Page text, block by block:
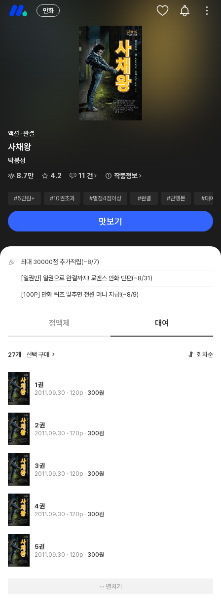
만화
액션 · 완결
사채왕
박봉성
8.7만
4.2 11 건 작품정보
#5만원+ #10권초과 #별점4점이상 #완결 #단행본 #대여
맛보기
최대 30000점 추가적립(~8/7)
[일권만] 일권으로 완결까지! 로맨스 만화 단편(~8/31)
[100P] 만화 퀴즈 맞추면 전원 머니 지급!(~8/9)
정액제 대여
27개 선택 구매 회차순
1권
2011.09.30 · 120p 300원
2권
2011.09.30 · 120p 300원
3권
2011.09.30 · 120p 300원
4권
2011.09.30 · 120p 300원
5권
2011.09.30 · 120p 300원
··· 펼치기